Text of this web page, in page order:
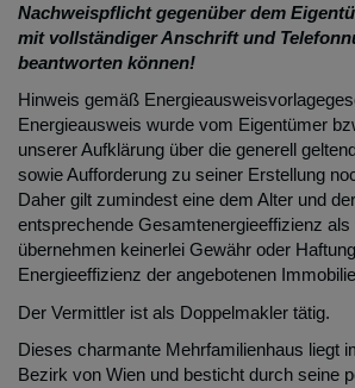
Nachweispflicht gegenüber dem
mit vollständiger Anschrift und
beantworten können!
Hinweis gemäß
Energieausweis wurde vom Eigentümer
unserer Aufklärung über die generell
sowie Aufforderung zu seiner Erstellung
Daher gilt zumindest eine dem Alter und
entsprechende Gesamtenergieeffizienz
übernehmen keinerlei Gewähr oder
Energieeffizienz der angebotenen
Der Vermittler ist als Doppelmakler tätig.
Dieses charmante Mehrfamilienhaus liegt
Bezirk von Wien und besticht durch seine